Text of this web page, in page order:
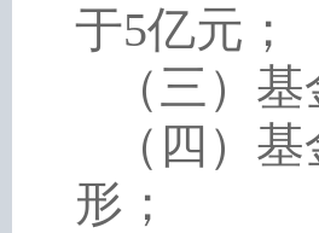
于5亿元；
（三）基
（四）基
形；